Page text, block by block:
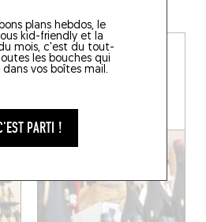
plans hebdos, le
kid-friendly et la
mois, c'est du tout-
les bouches qui
vos boîtes mail.
PARTI !
CAVE
LE LIEU DU VIN
(75020)